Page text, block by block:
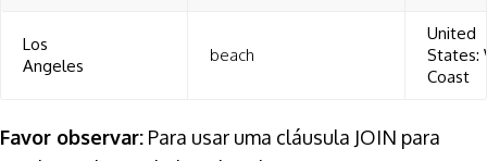
Los
Angeles
beach
United
States:
Coast
Favor observar: Para usar uma cláusula JOIN para